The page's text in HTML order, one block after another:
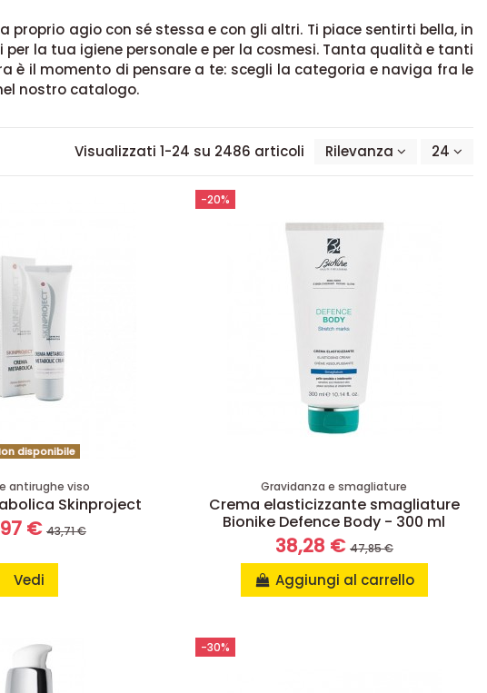
proprio agio con sé stessa e con gli altri. Ti piace sentirti bella, in
la tua igiene personale e per la cosmesi. Tanta qualità e tanti
è il momento di pensare a te: scegli la categoria e naviga fra le
nostro catalogo.
Visualizzati 1-24 su 2486 articoli Rilevanza 24
disponibile
antirughe viso
Skinproject
€ 43,71 €
Vedi
-20%
Gravidanza e smagliature
Crema elasticizzante smagliature
Bionike Defence Body - 300 ml
38,28 € 47,85 €
Aggiungi al carrello
-30%